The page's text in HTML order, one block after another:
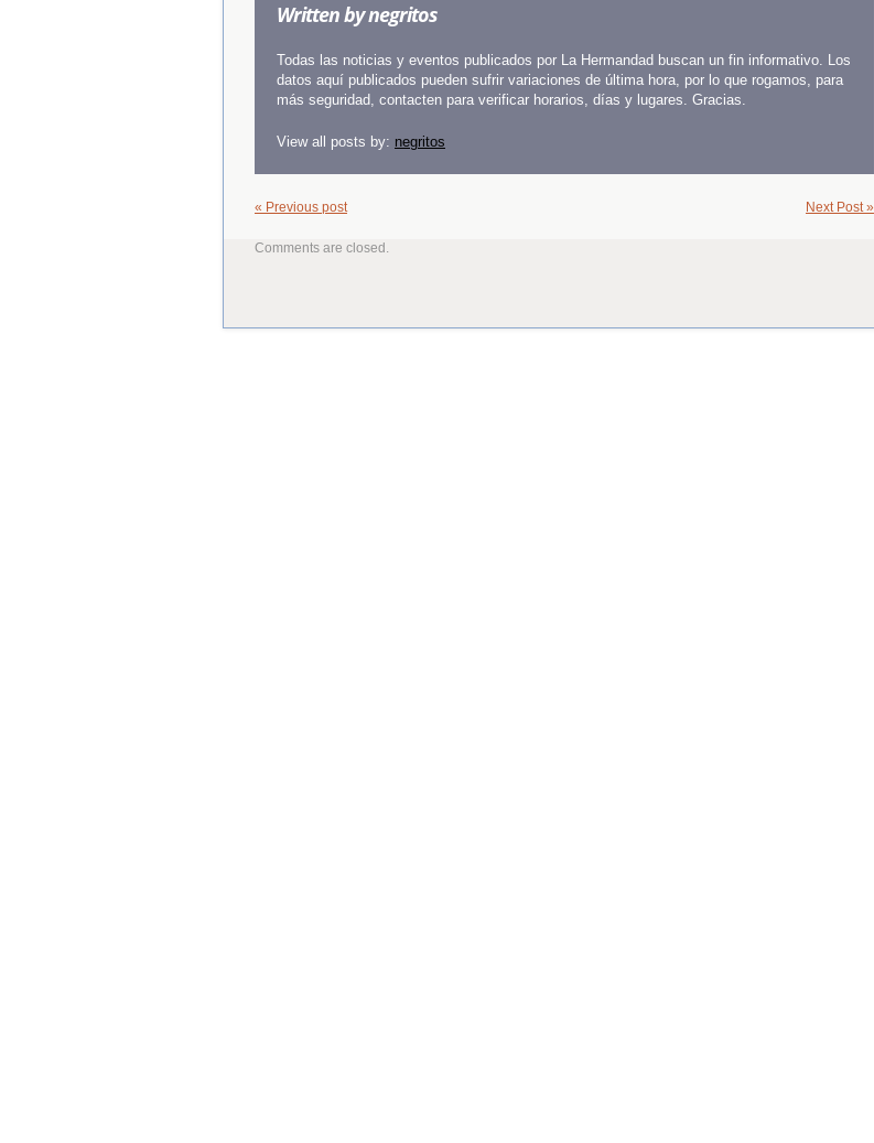
Written bynegritos
Todas las noticias y eventos publicados por La Hermandad buscan un fin informativo. Los
datos aquí publicados pueden sufrir variaciones de última hora, por lo que rogamos, para
más seguridad, contacten para verificar horarios, días y lugares. Gracias.
View all posts by: negritos
« Previous post Next Post »
Comments are closed.